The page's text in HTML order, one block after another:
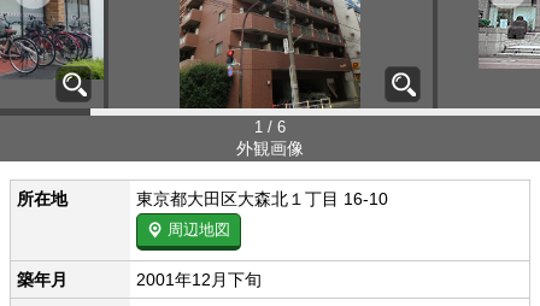
1 / 6
外観画像
所在地 東京都大田区大森北１丁目 16-10
周辺地図
築年月
2001年12月下旬